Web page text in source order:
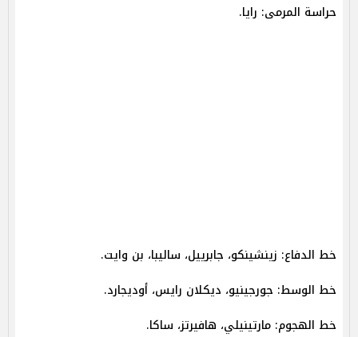
حراسة المرمى: رايا.
خط الدفاع: زينشينكو، جابرييل، ساليبا، بن وايت.
خط الوسط: جورجينيو، ديكلان رايس، أوديجارد.
خط الهجوم: مارتينيلي، هافيرتز، ساكا.